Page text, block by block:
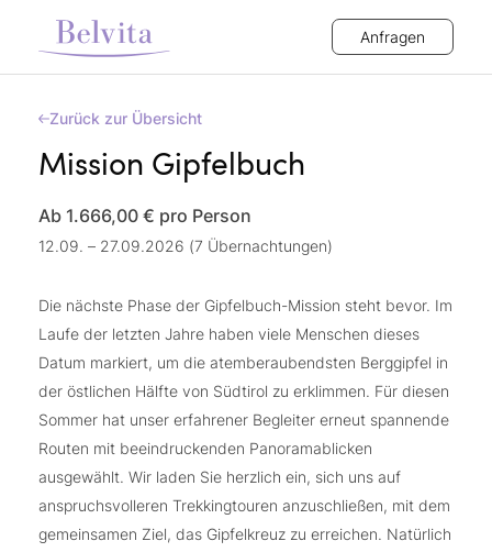
Anfragen
Zurück zur Übersicht
Mission Gipfelbuch
Ab 1.666,00 € pro Person
12.09. – 27.09.2026 (7 Übernachtungen)
Die nächste Phase der Gipfelbuch-Mission steht bevor. Im
Laufe der letzten Jahre haben viele Menschen dieses
Datum markiert, um die atemberaubendsten Berggipfel in
der östlichen Hälfte von Südtirol zu erklimmen. Für diesen
Sommer hat unser erfahrener Begleiter erneut spannende
Routen mit beeindruckenden Panoramablicken
ausgewählt. Wir laden Sie herzlich ein, sich uns auf
anspruchsvolleren Trekkingtouren anzuschließen, mit dem
gemeinsamen Ziel, das Gipfelkreuz zu erreichen. Natürlich